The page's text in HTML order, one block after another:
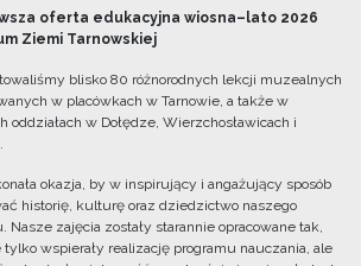
oferta edukacyjna wiosna–lato 2026
Ziemi Tarnowskiej
blisko 80 różnorodnych lekcji muzealnych
w placówkach w Tarnowie, a także w
oddziałach w Dołędze, Wierzchosławicach i
okazja, by w inspirujący i angażujący sposób
historię, kulturę oraz dziedzictwo naszego
Nasze zajęcia zostały starannie opracowane tak,
tylko wspierały realizację programu nauczania, ale